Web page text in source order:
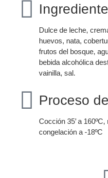
Dulce de leche,
huevos, nata,
frutos del bosque,
bebida alcohólica
vainilla, sal.
Proceso
Cocción 35’ a
congelación a -18ºC